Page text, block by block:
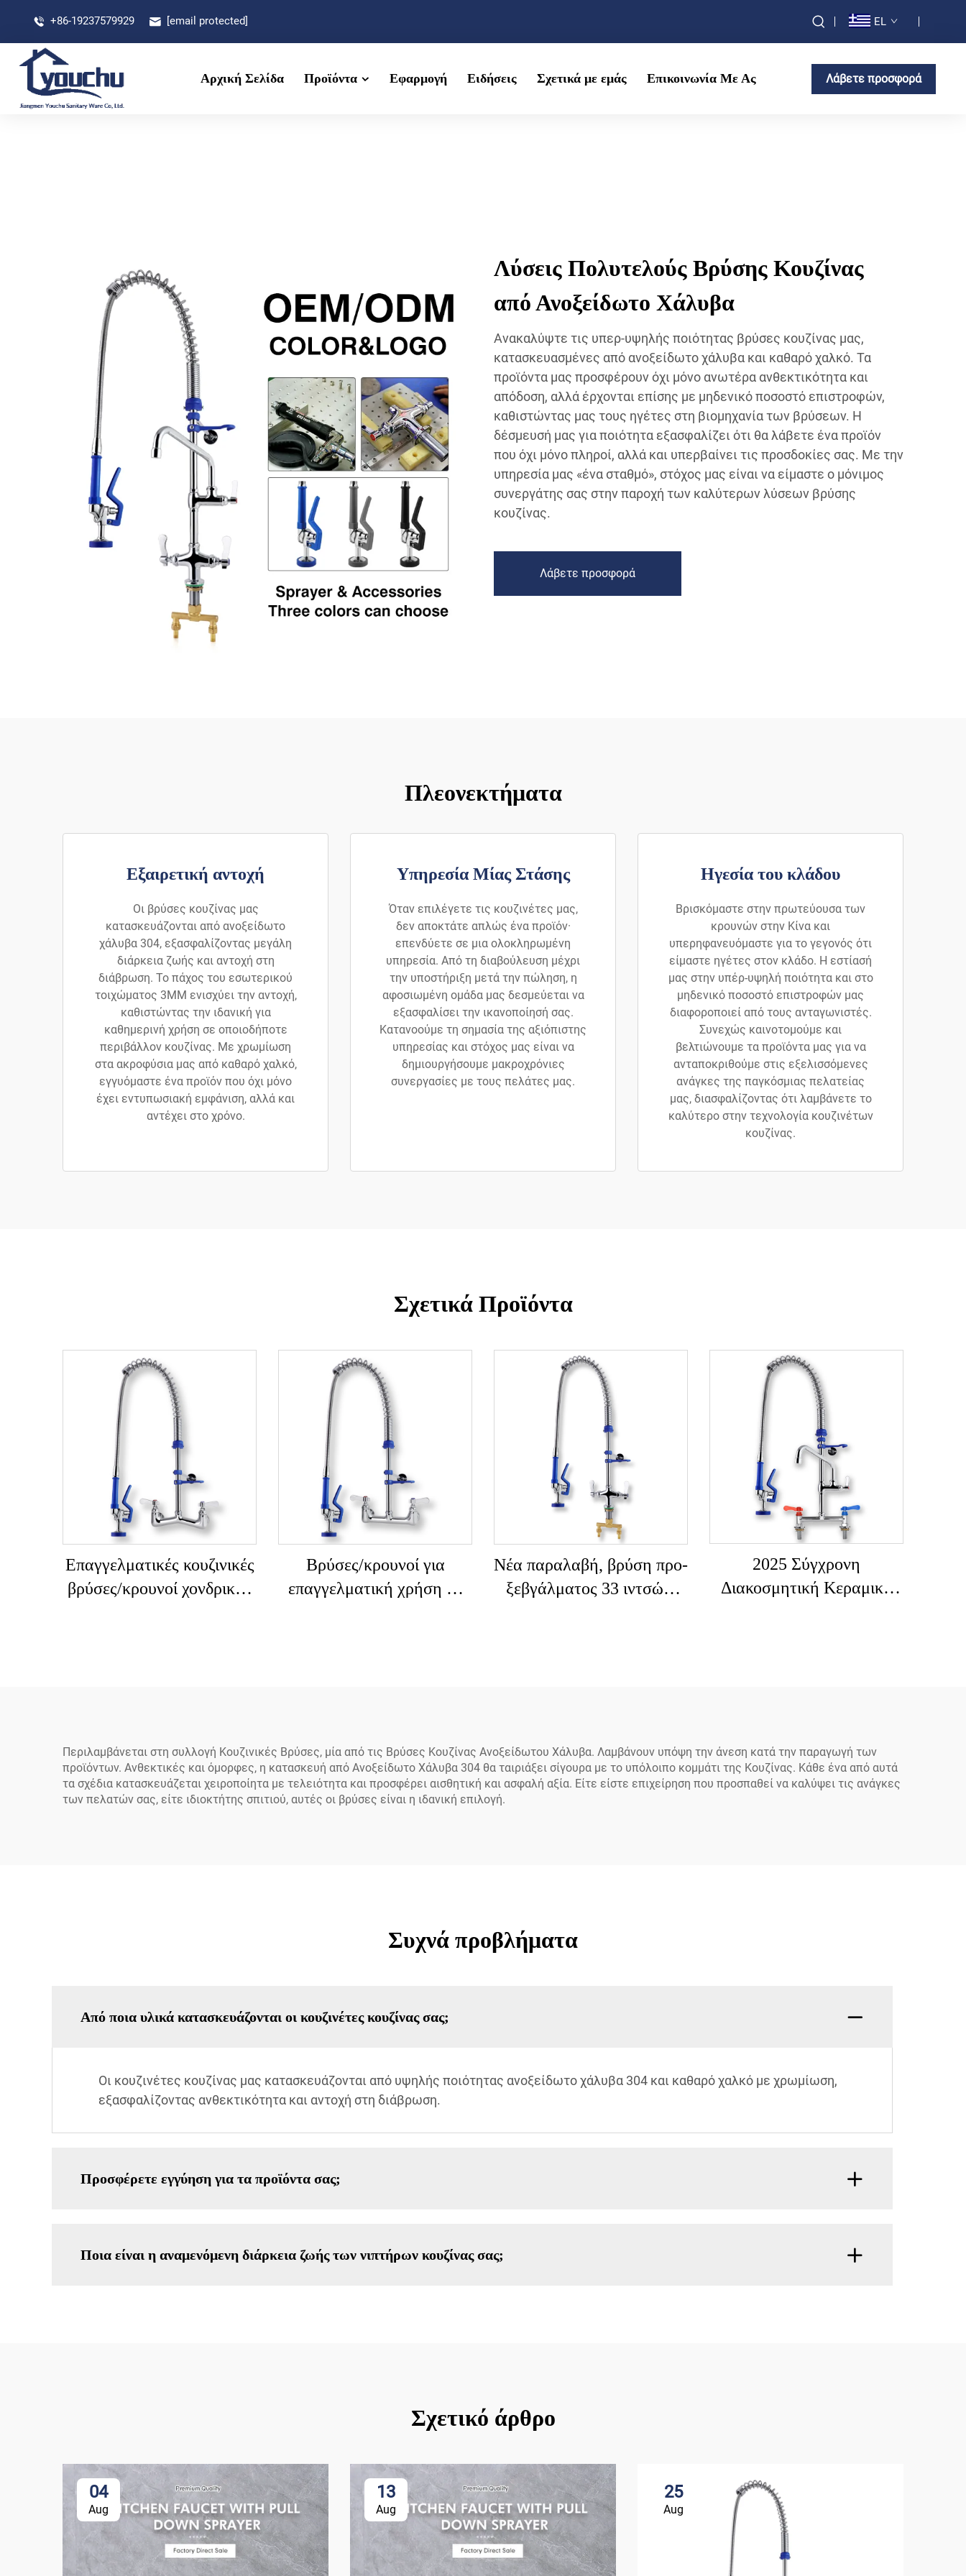
+86-19237579929 [email protected] EL
Αρχική Σελίδα Προϊόντα Εφαρμογή Ειδήσεις Σχετικά με εμάς Επικοινωνία Με Ας Λάβετε προσφορά
Λύσεις Πολυτελούς Βρύσης Κουζίνας
από Ανοξείδωτο Χάλυβα
Ανακαλύψτε τις υπερ-υψηλής ποιότητας βρύσες κουζίνας μας,
κατασκευασμένες από ανοξείδωτο χάλυβα και καθαρό χαλκό. Τα
προϊόντα μας προσφέρουν όχι μόνο ανωτέρα ανθεκτικότητα και
απόδοση, αλλά έρχονται επίσης με μηδενικό ποσοστό επιστροφών,
καθιστώντας μας τους ηγέτες στη βιομηχανία των βρύσεων. Η
δέσμευσή μας για ποιότητα εξασφαλίζει ότι θα λάβετε ένα προϊόν
που όχι μόνο πληροί, αλλά και υπερβαίνει τις προσδοκίες σας. Με την
υπηρεσία μας «ένα σταθμό», στόχος μας είναι να είμαστε ο μόνιμος
συνεργάτης σας στην παροχή των καλύτερων λύσεων βρύσης
κουζίνας.
Λάβετε προσφορά
Πλεονεκτήματα
Εξαιρετική αντοχή
Οι βρύσες κουζίνας μας
κατασκευάζονται από ανοξείδωτο
χάλυβα 304, εξασφαλίζοντας μεγάλη
διάρκεια ζωής και αντοχή στη
διάβρωση. Το πάχος του εσωτερικού
τοιχώματος 3MM ενισχύει την αντοχή,
καθιστώντας την ιδανική για
καθημερινή χρήση σε οποιοδήποτε
περιβάλλον κουζίνας. Με χρωμίωση
στα ακροφύσια μας από καθαρό χαλκό,
εγγυόμαστε ένα προϊόν που όχι μόνο
έχει εντυπωσιακή εμφάνιση, αλλά και
αντέχει στο χρόνο.
Υπηρεσία Μίας Στάσης
Όταν επιλέγετε τις κουζινέτες μας,
δεν αποκτάτε απλώς ένα προϊόν·
επενδύετε σε μια ολοκληρωμένη
υπηρεσία. Από τη διαβούλευση μέχρι
την υποστήριξη μετά την πώληση, η
αφοσιωμένη ομάδα μας δεσμεύεται να
εξασφαλίσει την ικανοποίησή σας.
Κατανοούμε τη σημασία της αξιόπιστης
υπηρεσίας και στόχος μας είναι να
δημιουργήσουμε μακροχρόνιες
συνεργασίες με τους πελάτες μας.
Ηγεσία του κλάδου
Βρισκόμαστε στην πρωτεύουσα των
κρουνών στην Κίνα και
υπερηφανευόμαστε για το γεγονός ότι
είμαστε ηγέτες στον κλάδο. Η εστίασή
μας στην υπέρ-υψηλή ποιότητα και στο
μηδενικό ποσοστό επιστροφών μας
διαφοροποιεί από τους ανταγωνιστές.
Συνεχώς καινοτομούμε και
βελτιώνουμε τα προϊόντα μας για να
ανταποκριθούμε στις εξελισσόμενες
ανάγκες της παγκόσμιας πελατείας
μας, διασφαλίζοντας ότι λαμβάνετε το
καλύτερο στην τεχνολογία κουζινέτων
κουζίνας.
Σχετικά Προϊόντα
Επαγγελματικές κουζινικές
βρύσες/κρουνοί χονδρικής
κουζίνας
Βρύσες/κρουνοί για
επαγγελματική χρήση σε
Νέα παραλαβή, βρύση προ-
ξεβγάλματος 33 ιντσών,
2025 Σύγχρονη
Διακοσμητική Κεραμική
Περιλαμβάνεται στη συλλογή Κουζινικές Βρύσες, μία από τις Βρύσες Κουζίνας Ανοξείδωτου Χάλυβα. Λαμβάνουν υπόψη την άνεση κατά την παραγωγή των
προϊόντων. Ανθεκτικές και όμορφες, η κατασκευή από Ανοξείδωτο Χάλυβα 304 θα ταιριάξει σίγουρα με το υπόλοιπο κομμάτι της Κουζίνας. Κάθε ένα από αυτά
τα σχέδια κατασκευάζεται χειροποίητα με τελειότητα και προσφέρει αισθητική και ασφαλή αξία. Είτε είστε επιχείρηση που προσπαθεί να καλύψει τις ανάγκες
των πελατών σας, είτε ιδιοκτήτης σπιτιού, αυτές οι βρύσες είναι η ιδανική επιλογή.
Συχνά προβλήματα
Από ποια υλικά κατασκευάζονται οι κουζινέτες κουζίνας σας;
Οι κουζινέτες κουζίνας μας κατασκευάζονται από υψηλής ποιότητας ανοξείδωτο χάλυβα 304 και καθαρό χαλκό με χρωμίωση,
εξασφαλίζοντας ανθεκτικότητα και αντοχή στη διάβρωση.
Προσφέρετε εγγύηση για τα προϊόντα σας;
Ποια είναι η αναμενόμενη διάρκεια ζωής των νιπτήρων κουζίνας σας;
Σχετικό άρθρο
04
Aug
13
Aug
25
Aug